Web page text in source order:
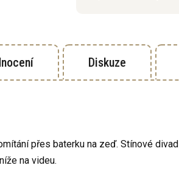
Diskuze
přes baterku na zeď. Stínové
na videu.